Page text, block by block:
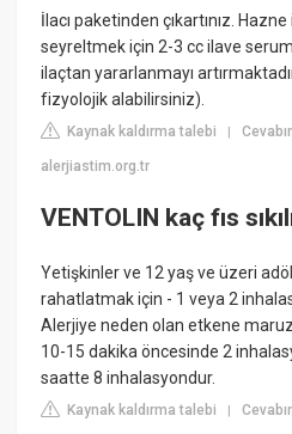
İlacı paketinden çıkartınız. Hazne
seyreltmek için 2-3 cc ilave
ilaçtan yararlanmayı
fizyolojik alabilirsiniz).
Kaynak kaldırma talebi |
alerjiastim.org.tr
VENTOLIN kaç fıs
Yetişkinler ve 12 yaş ve üzeri
rahatlatmak için - 1 veya 2
Alerjiye neden olan etkene
10-15 dakika öncesinde 2
saatte 8 inhalasyondur.
Kaynak kaldırma talebi |